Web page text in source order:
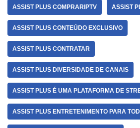
ASSIST PLUS COMPRARIPTV ASSIST
ASSIST PLUS CONTEÚDO EXCLUSIVO
ASSIST PLUS CONTRATAR
ASSIST PLUS DIVERSIDADE DE CANAIS
ASSIST PLUS É UMA PLATAFORMA DE
ASSIST PLUS ENTRETENIMENTO PARA